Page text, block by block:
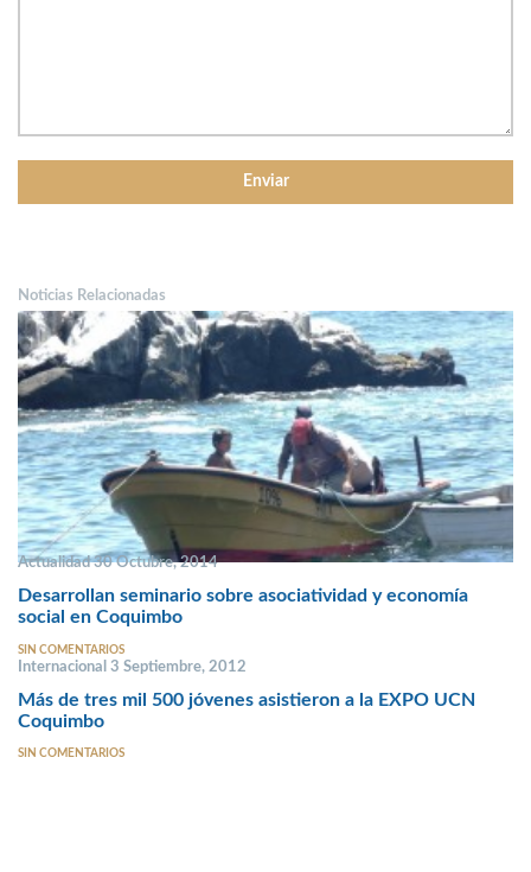
Noticias Relacionadas
Actualidad 30 Octubre, 2014
Desarrollan seminario sobre asociatividad y economía
social en Coquimbo
SIN COMENTARIOS
Internacional 3 Septiembre, 2012
Más de tres mil 500 jóvenes asistieron a la EXPO UCN
Coquimbo
SIN COMENTARIOS